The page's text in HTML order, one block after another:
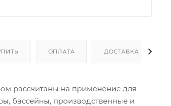
ОПЛАТА ДОСТАВКА
рассчитаны на применение для
бассейны, производственные и